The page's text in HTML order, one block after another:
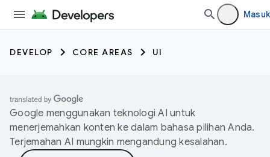
Masuk
DEVELOP CORE AREAS UI
Google menggunakan teknologi AI untuk
menerjemahkan konten ke dalam bahasa pilihan Anda.
Terjemahan AI mungkin mengandung kesalahan.